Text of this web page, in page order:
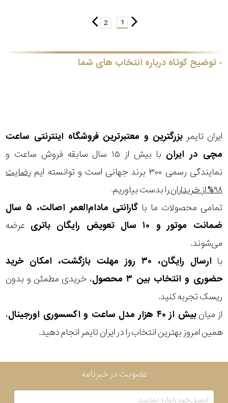
1
2
توضیح کوتاه درباره انتخاب های شما
ایران تایمر بزرگترین و معتبرترین فروشگاه اینترنتی ساعت
مچی در ایران
با بیش از ۱۵ سال سابقه فروش ساعت و
نمایندگی رسمی ۳۰۰ برند جهانی است و توانسته ایم
رضایت
۹۸% از خریداران
را بدست بیاوریم.
تمامی محصولات ما با
گارانتی مادام‌العمر اصالت، ۵ سال
ضمانت موتور و ۱۰ سال تعویض رایگان باتری
عرضه
می‌شوند.
با
ارسال رایگان، ۳۰ روز مهلت بازگشت، امکان خرید
حضوری و انتخاب بین ۳ محصول
، خریدی مطمئن و بدون
ریسک تجربه کنید.
از میانبیش از ۴۰ هزار مدل ساعت و اکسسوری اورجینال
،
همین امروز بهترین انتخاب را در ایران تایمر انجام دهید.
عضویت در خبرنامه